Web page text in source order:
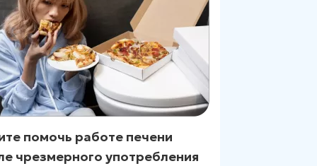
помочь работе печени
чрезмерного употребления